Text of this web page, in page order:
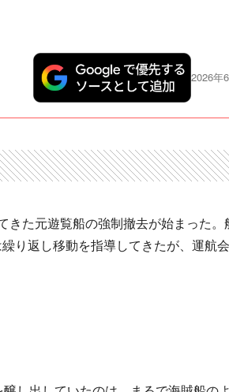
2026年
きた元遊覧船の強制撤去が始まった。
り返し移動を指導してきたが、運航